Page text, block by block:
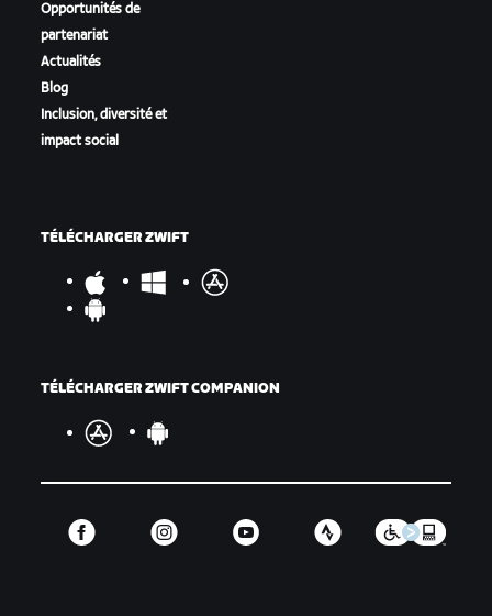
Opportunités de
partenariat
Actualités
Blog
Inclusion, diversité et
impact social
TÉLÉCHARGER ZWIFT
TÉLÉCHARGER ZWIFT COMPANION